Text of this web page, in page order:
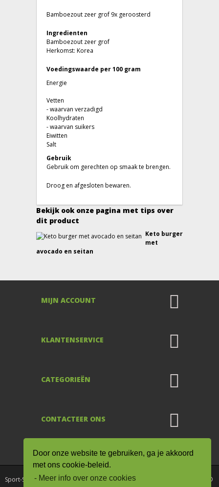
Door onze website te gebruiken, ga je akkoord
met ons cookie-beleid.
- Meer info over onze cookies
Bamboezout zeer grof 9x geroosterd
Ingredienten
Bamboezout zeer grof
Herkomst: Korea
Voedingswaarde per 100 gram
Energie
Vetten
- waarvan verzadigd
Koolhydraten
- waarvan suikers
Eiwitten
Salt
Gebruik
Gebruik om gerechten op smaak te brengen.
Droog en afgesloten bewaren.
Bekijk ook onze pagina met tips over
dit product
Keto burger
met
avocado en seitan
MIJN ACCOUNT
KLANTENSERVICE
CATEGORIEËN
CONTACTEER ONS
supplementen.nl/ bijWebwinkelKeur Reviewsis
9.0/10 gebaseerd op 8 reviews.
Sport-Supplementen.nl onderdeel van Drogisterij / Kruiderij Rode Pilaren ©